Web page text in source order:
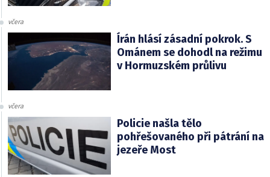
včera
Írán hlásí zásadní pokrok. S
Ománem se dohodl na režimu
v Hormuzském průlivu
včera
Policie našla tělo
pohřešovaného při pátrání na
jezeře Most